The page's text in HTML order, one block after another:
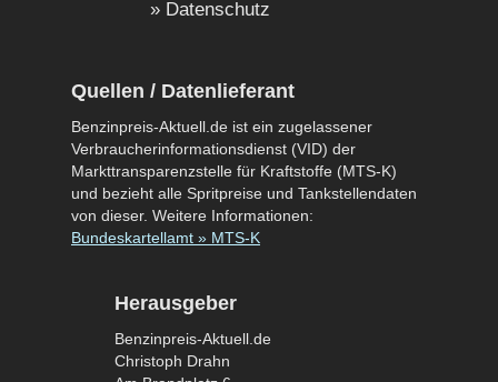
Datenschutz
Quellen / Datenlieferant
Benzinpreis-Aktuell.de ist ein zugelassener
Verbraucherinformationsdienst (VID) der
Markttransparenzstelle für Kraftstoffe (MTS-K)
und bezieht alle Spritpreise und Tankstellendaten
von dieser. Weitere Informationen:
Bundeskartellamt » MTS-K
Herausgeber
Benzinpreis-Aktuell.de
Christoph Drahn